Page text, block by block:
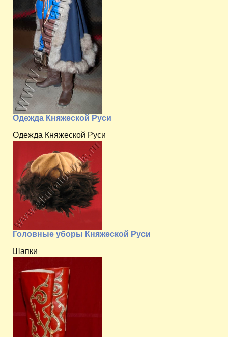
Одежда Княжеской Руси
Одежда Княжеской Руси
Головные уборы Княжеской Руси
Шапки